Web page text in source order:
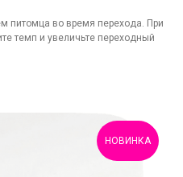
питомца во время перехода. При
темп и увеличьте переходный
НОВИНКА